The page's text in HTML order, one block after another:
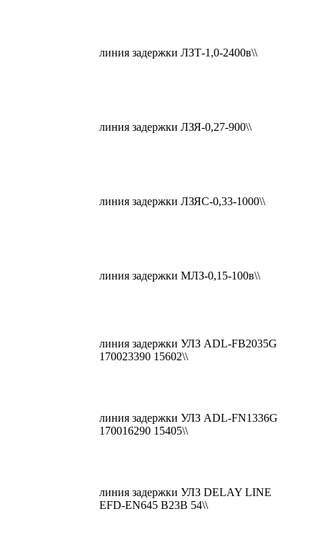
линия задержки ЛЗТ-1,0-2400в\\
линия задержки ЛЗЯ-0,27-900\\
линия задержки ЛЗЯС-0,33-1000\\
линия задержки МЛЗ-0,15-100в\\
линия задержки УЛЗ ADL-FB2035G
170023390 15602\\
линия задержки УЛЗ ADL-FN1336G
170016290 15405\\
линия задержки УЛЗ DELAY LINE
EFD-EN645 B23B 54\\